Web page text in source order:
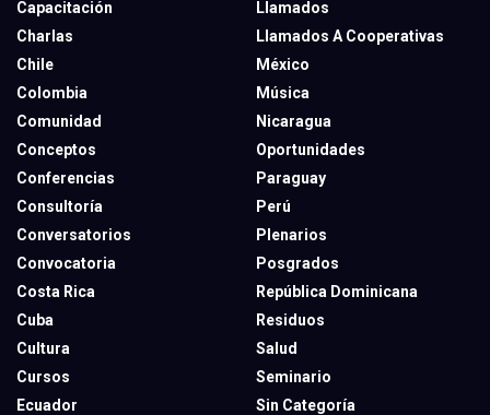
Capacitación
Charlas
Chile
Colombia
Comunidad
Conceptos
Conferencias
Consultoría
Conversatorios
Convocatoria
Costa Rica
Cuba
Cultura
Cursos
Ecuador
Llamados
Llamados A Cooperativas
México
Música
Nicaragua
Oportunidades
Paraguay
Perú
Plenarios
Posgrados
República Dominicana
Residuos
Salud
Seminario
Sin Categoría